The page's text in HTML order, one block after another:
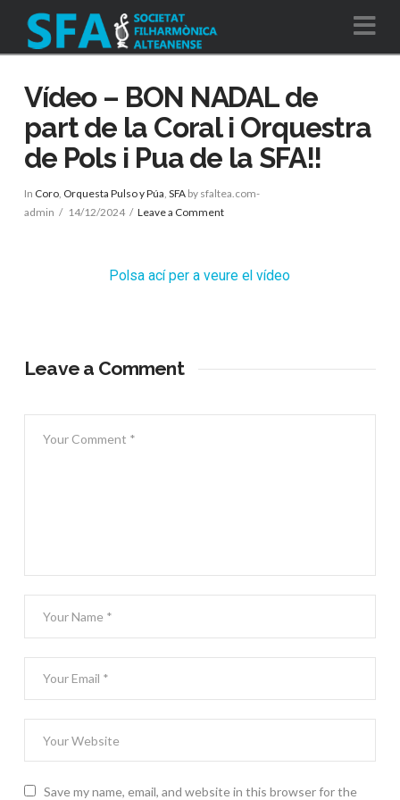
Vídeo – BON NADAL de
part de la Coral i Orquestra
de Pols i Pua de la SFA!!
In Coro, Orquesta Pulso y Púa SFAby sfaltea.com-
admin
14/12/2024 Leave a Comment
Polsa ací per a veure el vídeo
Leave a Comment
Save my name, email, and website in this browser for the